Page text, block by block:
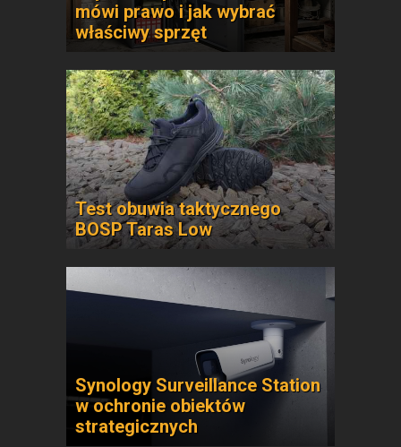
mówi prawo i jak wybrać
właściwy sprzęt
Test obuwia taktycznego
BOSP Taras Low
Synology Surveillance Station
w ochronie obiektów
strategicznych